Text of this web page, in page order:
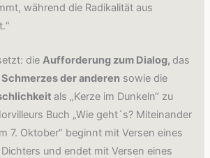
während die Radikalität aus
dieAufforderung zum Dialog, das
der anderen sowie die
als „Kerze im Dunkeln“ zu
Buch „Wie geht´s? Miteinander
7. Oktober“ beginnt mit Versen eines
und endet mit Versen eines